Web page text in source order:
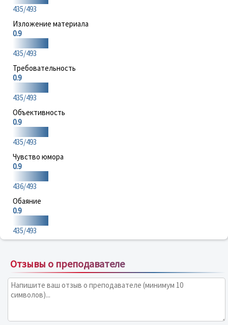
435/493
Изложение материала
0.9
435/493
Требовательность
0.9
435/493
Объективность
0.9
435/493
Чувство юмора
0.9
436/493
Обаяние
0.9
435/493
Отзывы о преподавателе